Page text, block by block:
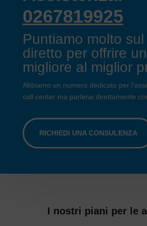
0267819925
Puntiamo molto
diretto per offrire
migliore al miglior
Abbiamo un numero dedicato per
call center ma parlerai direttamente
RICHIEDI UNA CONSULENZA
I nostri piani per le